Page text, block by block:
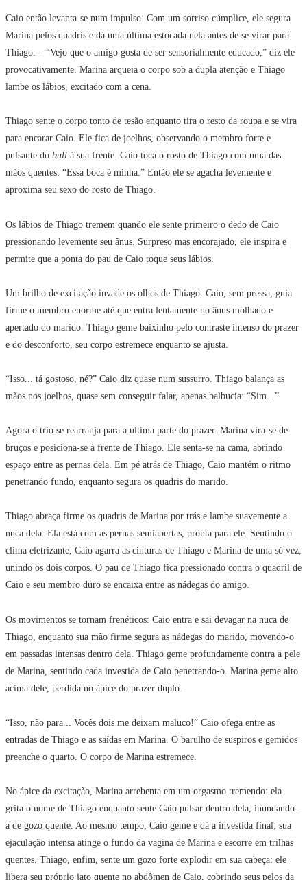
Caio então levanta-se num impulso. Com um sorriso cúmplice, ele segura
Marina pelos quadris e dá uma última estocada nela antes de se virar para
Thiago. – “Vejo que o amigo gosta de ser sensorialmente educado,” diz ele
provocativamente. Marina arqueia o corpo sob a dupla atenção e Thiago
lambe os lábios, excitado com a cena.
Thiago sente o corpo tonto de tesão enquanto tira o resto da roupa e se vira
para encarar Caio. Ele fica de joelhos, observando o membro forte e
pulsante do bull à sua frente. Caio toca o rosto de Thiago com uma das
mãos quentes: “Essa boca é minha.” Então ele se agacha levemente e
aproxima seu sexo do rosto de Thiago.
Os lábios de Thiago tremem quando ele sente primeiro o dedo de Caio
pressionando levemente seu ânus. Surpreso mas encorajado, ele inspira e
permite que a ponta do pau de Caio toque seus lábios.
Um brilho de excitação invade os olhos de Thiago. Caio, sem pressa, guia
firme o membro enorme até que entra lentamente no ânus molhado e
apertado do marido. Thiago geme baixinho pelo contraste intenso do prazer
e do desconforto, seu corpo estremece enquanto se ajusta.
“Isso... tá gostoso, né?” Caio diz quase num sussurro. Thiago balança as
mãos nos joelhos, quase sem conseguir falar, apenas balbucia: “Sim...”
Agora o trio se rearranja para a última parte do prazer. Marina vira-se de
bruços e posiciona-se à frente de Thiago. Ele senta-se na cama, abrindo
espaço entre as pernas dela. Em pé atrás de Thiago, Caio mantém o ritmo
penetrando fundo, enquanto segura os quadris do marido.
Thiago abraça firme os quadris de Marina por trás e lambe suavemente a
nuca dela. Ela está com as pernas semiabertas, pronta para ele. Sentindo o
clima eletrizante, Caio agarra as cinturas de Thiago e Marina de uma só vez,
unindo os dois corpos. O pau de Thiago fica pressionado contra o quadril de
Caio e seu membro duro se encaixa entre as nádegas do amigo.
Os movimentos se tornam frenéticos: Caio entra e sai devagar na nuca de
Thiago, enquanto sua mão firme segura as nádegas do marido, movendo-o
em passadas intensas dentro dela. Thiago geme profundamente contra a pele
de Marina, sentindo cada investida de Caio penetrando-o. Marina geme alto
acima dele, perdida no ápice do prazer duplo.
“Isso, não para... Vocês dois me deixam maluco!” Caio ofega entre as
entradas de Thiago e as saídas em Marina. O barulho de suspiros e gemidos
preenche o quarto. O corpo de Marina estremece.
No ápice da excitação, Marina arrebenta em um orgasmo tremendo: ela
grita o nome de Thiago enquanto sente Caio pulsar dentro dela, inundando-
a de gozo quente. Ao mesmo tempo, Caio geme e dá a investida final; sua
ejaculação intensa atinge o fundo da vagina de Marina e escorre em trilhas
quentes. Thiago, enfim, sente um gozo forte explodir em sua cabeça: ele
libera seu próprio jato quente no abdômen de Caio, cobrindo seus pelos da